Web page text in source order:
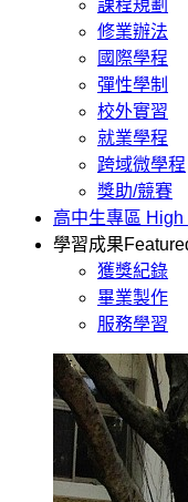
課程規劃
修業辦法
國際學程
彈性學制
校外實習
就業學程
跨域微學程
獎助/競賽
高中生專區 High
學習成果
獲獎紀錄
畢業製作
服務學習